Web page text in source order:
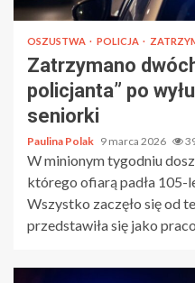
OSZUSTWA POLICJA
Zatrzymano
policjanta” po
seniorki
Paulina Polak 9 marca 2026
W minionym tygodniu
którego ofiarą padła 105-
Wszystko zaczęło się od
przedstawiła się jako